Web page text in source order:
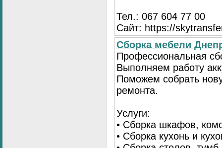
Тел.: 067 604 77 00
Сайт: https://
Сбopка мебели
Пpoфессиональная
Выполняем paботу
Поможем собрать
ремонта.
Услуги:
• Сборка шкафов,
• Сборка кухонь и